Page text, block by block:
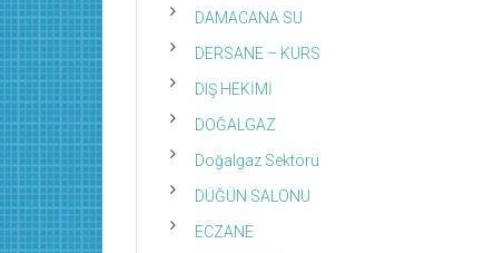
DAMACANA SU
DERSANE – KURS
DIŞ HEKİMİ
DOĞALGAZ
Doğalgaz Sektörü
DÜĞÜN SALONU
ECZANE